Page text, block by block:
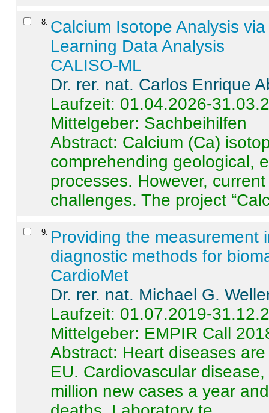
8 Calcium Isotope Analysis
Learning Data Analysis
CALISO-ML
Dr. rer. nat. Carlos Enrique
Laufzeit: 01.04.2026-
Mittelgeber: Sachbeihilfen
Abstract: Calcium (Ca)
comprehending geological,
processes. However,
challenges. The project
9
Providing the measurement
diagnostic methods for
CardioMet
Dr. rer. nat. Michael G.
Laufzeit: 01.07.2019-
Mittelgeber: EMPIR Call
Abstract: Heart diseases
EU. Cardiovascular
million new cases a year